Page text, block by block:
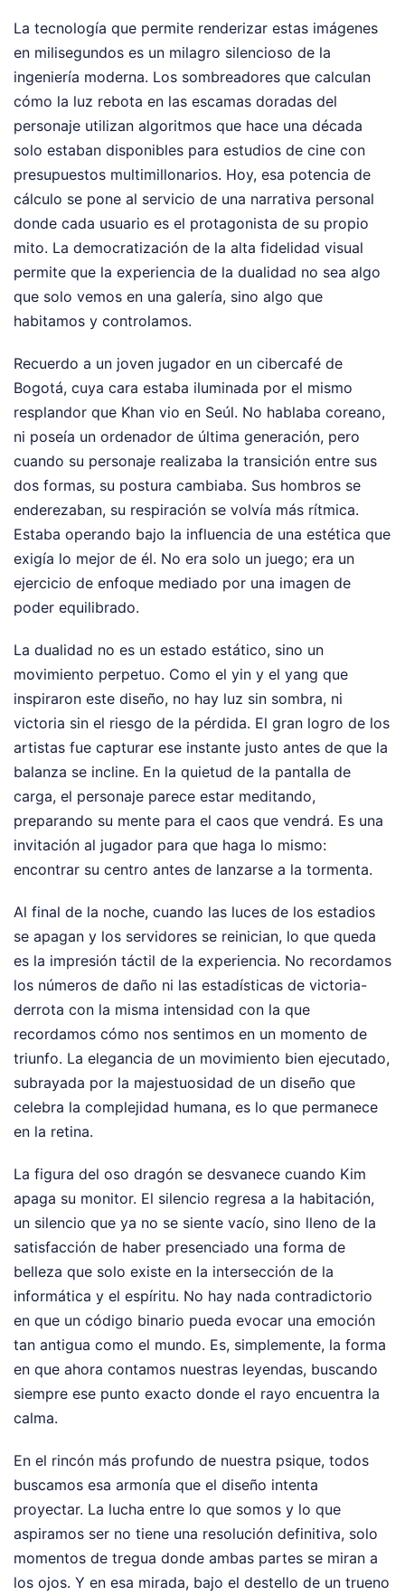
La tecnología que permite renderizar estas imágenes
en milisegundos es un milagro silencioso de la
ingeniería moderna. Los sombreadores que calculan
cómo la luz rebota en las escamas doradas del
personaje utilizan algoritmos que hace una década
solo estaban disponibles para estudios de cine con
presupuestos multimillonarios. Hoy, esa potencia de
cálculo se pone al servicio de una narrativa personal
donde cada usuario es el protagonista de su propio
mito. La democratización de la alta fidelidad visual
permite que la experiencia de la dualidad no sea algo
que solo vemos en una galería, sino algo que
habitamos y controlamos.
Recuerdo a un joven jugador en un cibercafé de
Bogotá, cuya cara estaba iluminada por el mismo
resplandor que Khan vio en Seúl. No hablaba coreano,
ni poseía un ordenador de última generación, pero
cuando su personaje realizaba la transición entre sus
dos formas, su postura cambiaba. Sus hombros se
enderezaban, su respiración se volvía más rítmica.
Estaba operando bajo la influencia de una estética que
exigía lo mejor de él. No era solo un juego; era un
ejercicio de enfoque mediado por una imagen de
poder equilibrado.
La dualidad no es un estado estático, sino un
movimiento perpetuo. Como el yin y el yang que
inspiraron este diseño, no hay luz sin sombra, ni
victoria sin el riesgo de la pérdida. El gran logro de los
artistas fue capturar ese instante justo antes de que la
balanza se incline. En la quietud de la pantalla de
carga, el personaje parece estar meditando,
preparando su mente para el caos que vendrá. Es una
invitación al jugador para que haga lo mismo:
encontrar su centro antes de lanzarse a la tormenta.
Al final de la noche, cuando las luces de los estadios
se apagan y los servidores se reinician, lo que queda
es la impresión táctil de la experiencia. No recordamos
los números de daño ni las estadísticas de victoria-
derrota con la misma intensidad con la que
recordamos cómo nos sentimos en un momento de
triunfo. La elegancia de un movimiento bien ejecutado,
subrayada por la majestuosidad de un diseño que
celebra la complejidad humana, es lo que permanece
en la retina.
La figura del oso dragón se desvanece cuando Kim
apaga su monitor. El silencio regresa a la habitación,
un silencio que ya no se siente vacío, sino lleno de la
satisfacción de haber presenciado una forma de
belleza que solo existe en la intersección de la
informática y el espíritu. No hay nada contradictorio
en que un código binario pueda evocar una emoción
tan antigua como el mundo. Es, simplemente, la forma
en que ahora contamos nuestras leyendas, buscando
siempre ese punto exacto donde el rayo encuentra la
calma.
En el rincón más profundo de nuestra psique, todos
buscamos esa armonía que el diseño intenta
proyectar. La lucha entre lo que somos y lo que
aspiramos ser no tiene una resolución definitiva, solo
momentos de tregua donde ambas partes se miran a
los ojos. Y en esa mirada, bajo el destello de un trueno